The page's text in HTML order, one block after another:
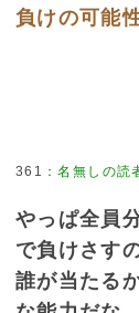
負けの可能
361 ：名無しの読
やっぱ全員
で負けさす
誰が当たる